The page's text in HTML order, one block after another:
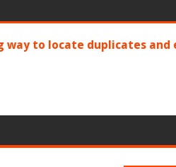
way to locate duplicates